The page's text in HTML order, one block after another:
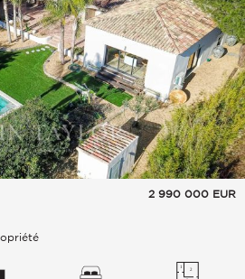
2 990 000 EUR